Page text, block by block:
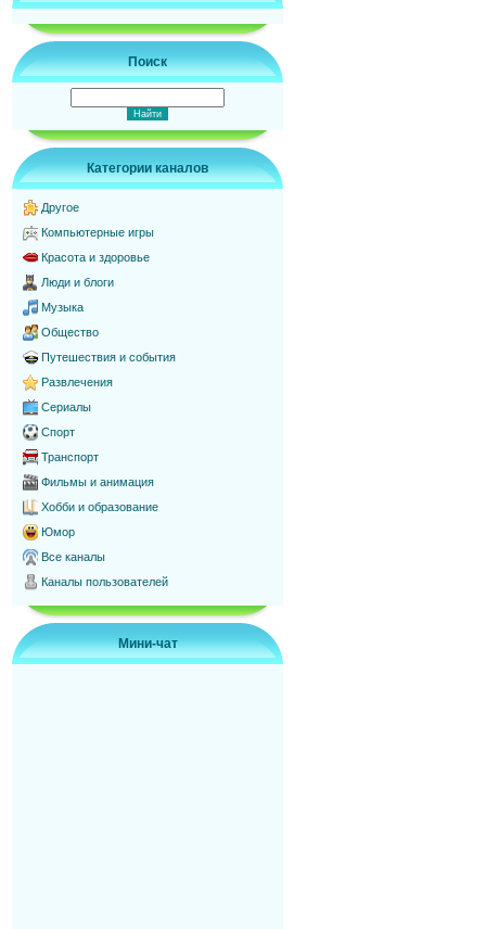
Поиск
Категории каналов
Другое
Компьютерные игры
Красота и здоровье
Люди и блоги
Музыка
Общество
Путешествия и события
Развлечения
Сериалы
Спорт
Транспорт
Фильмы и анимация
Хобби и образование
Юмор
Все каналы
Каналы пользователей
Мини-чат